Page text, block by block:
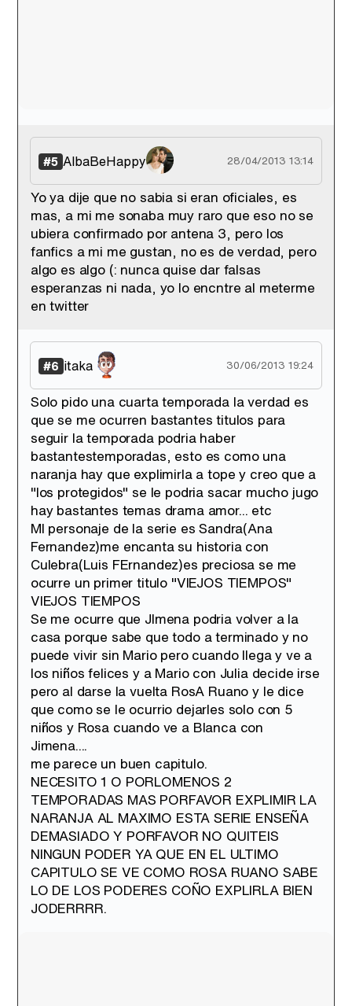
#5 AlbaBeHappy 28/04/2013 13:14
Yo ya dije que no sabia si eran oficiales, es
mas, a mi me sonaba muy raro que eso no se
ubiera confirmado por antena 3, pero los
fanfics a mi me gustan, no es de verdad, pero
algo es algo (: nunca quise dar falsas
esperanzas ni nada, yo lo encntre al meterme
en twitter
#6 itaka 30/06/2013 19:24
Solo pido una cuarta temporada la verdad es
que se me ocurren bastantes titulos para
seguir la temporada podria haber
bastantestemporadas, esto es como una
naranja hay que explimirla a tope y creo que a
"los protegidos" se le podria sacar mucho jugo
hay bastantes temas drama amor... etc
MI personaje de la serie es Sandra(Ana
Fernandez)me encanta su historia con
Culebra(Luis FErnandez)es preciosa se me
ocurre un primer titulo "VIEJOS TIEMPOS"
VIEJOS TIEMPOS
Se me ocurre que JImena podria volver a la
casa porque sabe que todo a terminado y no
puede vivir sin Mario pero cuando llega y ve a
los niños felices y a Mario con Julia decide irse
pero al darse la vuelta RosA Ruano y le dice
que como se le ocurrio dejarles solo con 5
niños y Rosa cuando ve a Blanca con
Jimena....
me parece un buen capitulo.
NECESITO 1 O PORLOMENOS 2
TEMPORADAS MAS PORFAVOR EXPLIMIR LA
NARANJA AL MAXIMO ESTA SERIE ENSEÑA
DEMASIADO Y PORFAVOR NO QUITEIS
NINGUN PODER YA QUE EN EL ULTIMO
CAPITULO SE VE COMO ROSA RUANO SABE
LO DE LOS PODERES COÑO EXPLIRLA BIEN
JODERRRR.